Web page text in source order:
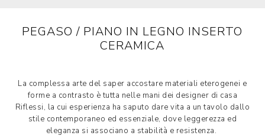
PEGASO / PIANO IN LEGNO INSERTO
CERAMICA
La complessa arte del saper accostare materiali eterogenei e
forme a contrasto è tutta nelle mani dei designer di casa
Riflessi, la cui esperienza ha saputo dare vita a un tavolo dallo
stile contemporaneo ed essenziale, dove leggerezza ed
eleganza si associano a stabilità e resistenza.